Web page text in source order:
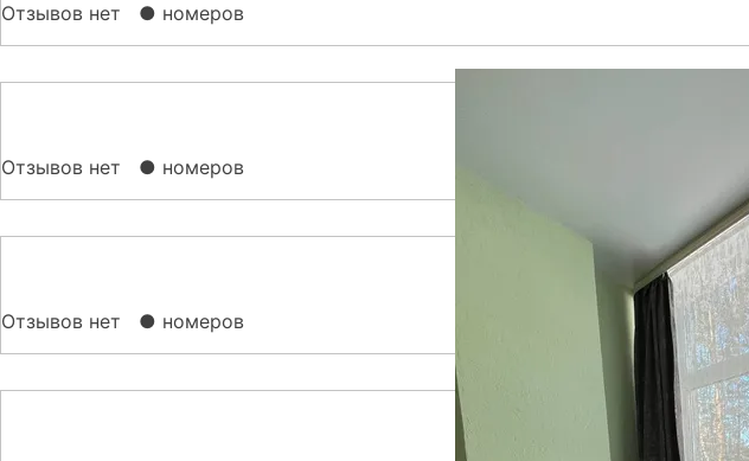
Отзывов нет ● номеров
Отзывов нет ● номеров
Отзывов нет ● номеров